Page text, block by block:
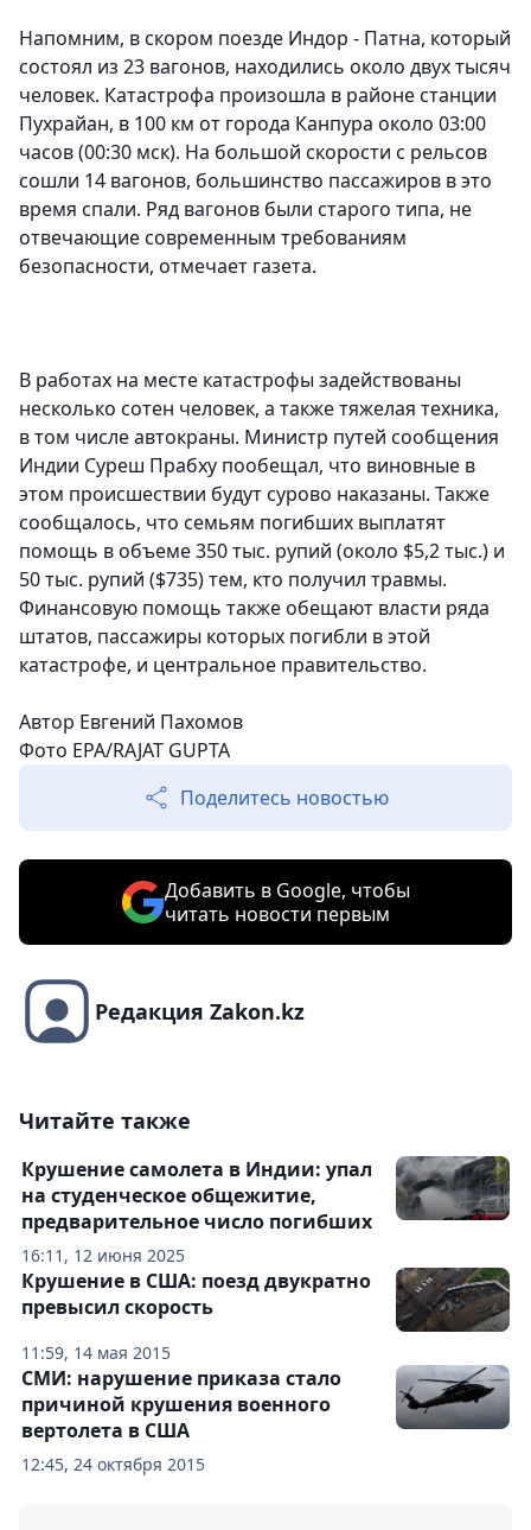
Напомним, в скором поезде Индор - Патна, который
состоял из 23 вагонов, находились около двух тысяч
человек. Катастрофа произошла в районе станции
Пухрайан, в 100 км от города Канпура около 03:00
часов (00:30 мск). На большой скорости с рельсов
сошли 14 вагонов, большинство пассажиров в это
время спали. Ряд вагонов были старого типа, не
отвечающие современным требованиям
безопасности, отмечает газета.
В работах на месте катастрофы задействованы
несколько сотен человек, а также тяжелая техника,
в том числе автокраны. Министр путей сообщения
Индии Суреш Прабху пообещал, что виновные в
этом происшествии будут сурово наказаны. Также
сообщалось, что семьям погибших выплатят
помощь в объеме 350 тыс. рупий (около $5,2 тыс.) и
50 тыс. рупий ($735) тем, кто получил травмы.
Финансовую помощь также обещают власти ряда
штатов, пассажиры которых погибли в этой
катастрофе, и центральное правительство.
Автор Евгений Пахомов
Фото EPA/RAJAT GUPTA
Поделитесь новостью
Добавить в Google, чтобы
читать новости первым
Редакция Zakon.kz
Читайте также
16:11, 12 июня 2025
Крушение самолета в Индии: упал
на студенческое общежитие,
предварительное число погибших
11:59, 14 мая 2015
Крушение в США: поезд двукратно
превысил скорость
12:45, 24 октября 2015
СМИ: нарушение приказа стало
причиной крушения военного
вертолета в США